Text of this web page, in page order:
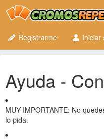
Registrarme
Iniciar
Ayuda -
MUY IMPORTANTE: No
lo pida.